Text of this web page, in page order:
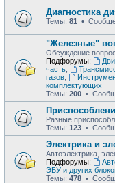
Диагностика
Темы: 81 •
"Железные"
Обсуждение
Подфорумы:
часть
газов
комплектующих
Темы: 200 •
Разные
Темы: 123 •
Электрика и
Автоэлектрика,
Подфорумы:
ЭБУ и других
Темы: 478 •